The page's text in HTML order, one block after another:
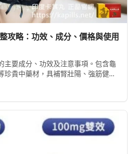
攻略：功效、成分、價格與使用
主要成分、功效及注意事項。包含龜
珍貴中藥材，具補腎壯陽、強筋健